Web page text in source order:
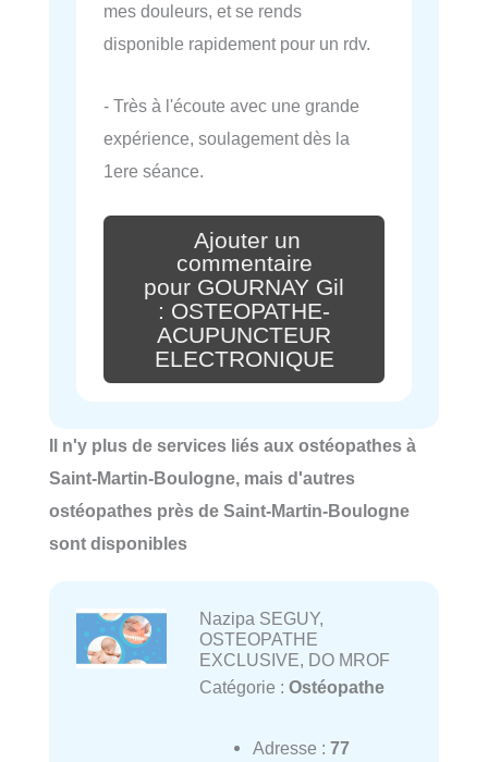
mes douleurs, et se rends
disponible rapidement pour un rdv.
- Très à l'écoute avec une grande
expérience, soulagement dès la
1ere séance.
Ajouter un
commentaire
pour GOURNAY Gil
: OSTEOPATHE-
ACUPUNCTEUR
ELECTRONIQUE
Il n'y plus de services liés aux ostéopathes à
Saint-Martin-Boulogne, mais d'autres
ostéopathes près de Saint-Martin-Boulogne
sont disponibles
Nazipa SEGUY,
OSTEOPATHE
EXCLUSIVE, DO MROF
Catégorie : Ostéopathe
Adresse : 77